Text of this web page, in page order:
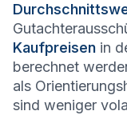
Kaufpreisen in
berechnet
als
sind weniger